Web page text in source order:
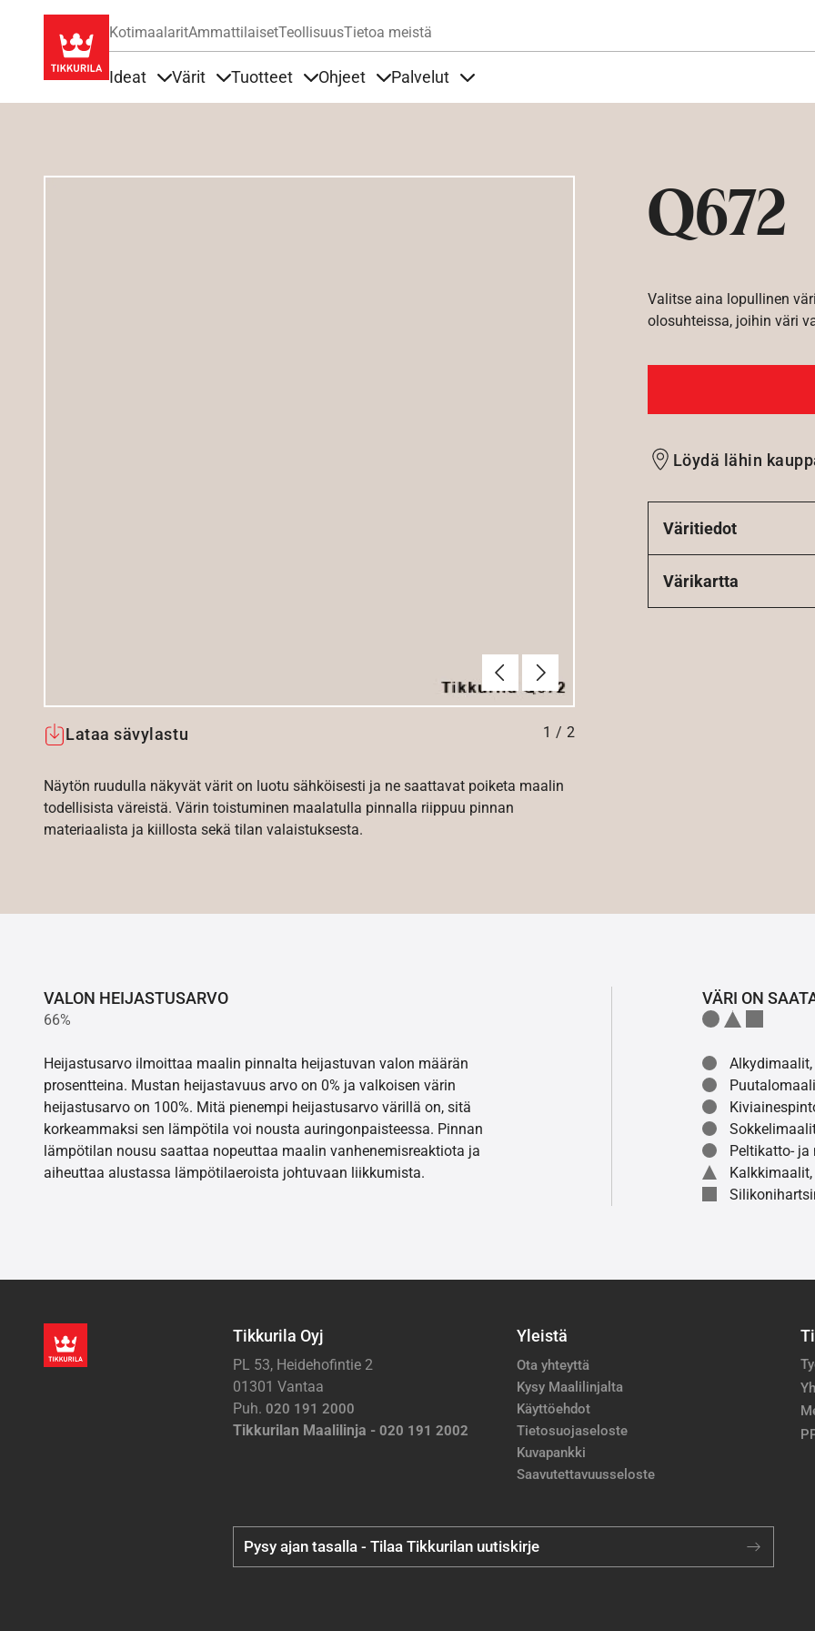
KotimaalaritAmmattilaisetTeollisuusTietoa meistä
Ideat Värit Tuotteet Ohjeet Palvelut
Q672
EdellinenSeuraava
Lataa sävylastu 1 / 2
Näytön ruudulla näkyvät värit on luotu sähköisesti ja ne saattavat poiketa maalin
todellisista väreistä. Värin toistuminen maalatulla pinnalla riippuu pinnan
materiaalista ja kiillosta sekä tilan valaistuksesta.
Valitse aina lopullinen
olosuhteissa, joihin väri
Löydä lähin
Väritiedot
Värikartta
VALON HEIJASTUSARVO
66%
Heijastusarvo ilmoittaa maalin pinnalta heijastuvan valon määrän
prosentteina. Mustan heijastavuus arvo on 0% ja valkoisen värin
heijastusarvo on 100%. Mitä pienempi heijastusarvo värillä on, sitä
korkeammaksi sen lämpötila voi nousta auringonpaisteessa. Pinnan
lämpötilan nousu saattaa nopeuttaa maalin vanhenemisreaktiota ja
aiheuttaa alustassa lämpötilaeroista johtuvaan liikkumista.
VÄRI ON
Peltikatto-
Tikkurila Oyj
PL 53, Heidehofintie 2
01301 Vantaa
Puh. 020 191 2000
Tikkurilan Maalilinja - 020 191 2002
Yleistä
Ota yhteyttä
Kysy Maalilinjalta
Käyttöehdot
Tietosuojaseloste
Kuvapankki
Saavutettavuusseloste
Pysy ajan tasalla - Tilaa Tikkurilan uutiskirje